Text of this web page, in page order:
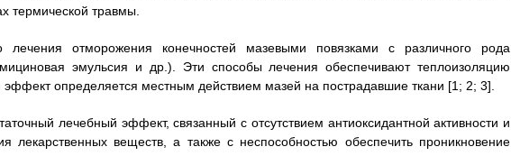
термической травмы.
лечения отморожения конечностей мазевыми повязками с различного рода
эмульсия и др.). Эти способы лечения обеспечивают теплоизоляцию
определяется местным действием мазей на пострадавшие ткани [1; 2; 3].
лечебный эффект, связанный с отсутствием антиоксидантной активности и
лекарственных веществ, а также с неспособностью обеспечить проникновение